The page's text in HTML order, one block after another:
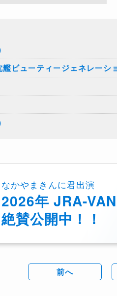
艦ビューティージェネレー
なかやまきんに君出演
2026年 JRA-
絶賛公開中！！
前へ